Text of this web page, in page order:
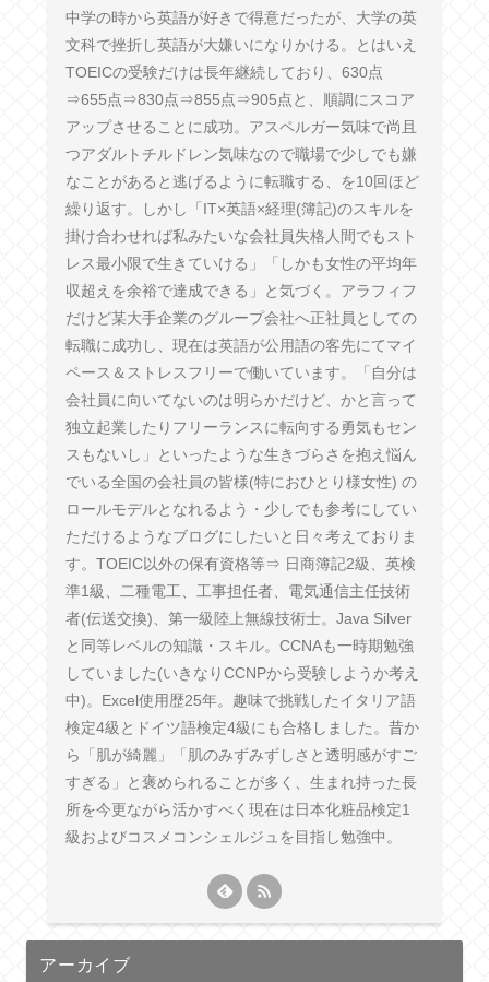
中学の時から英語が好きで得意だったが、大学の英
文科で挫折し英語が大嫌いになりかける。とはいえ
TOEICの受験だけは長年継続しており、630点
⇒655点⇒830点⇒855点⇒905点と、順調にスコア
アップさせることに成功。アスペルガー気味で尚且
つアダルトチルドレン気味なので職場で少しでも嫌
なことがあると逃げるように転職する、を10回ほど
繰り返す。しかし「IT×英語×経理(簿記)のスキルを
掛け合わせれば私みたいな会社員失格人間でもスト
レス最小限で生きていける」「しかも女性の平均年
収超えを余裕で達成できる」と気づく。アラフィフ
だけど某大手企業のグループ会社へ正社員としての
転職に成功し、現在は英語が公用語の客先にてマイ
ペース＆ストレスフリーで働いています。「自分は
会社員に向いてないのは明らかだけど、かと言って
独立起業したりフリーランスに転向する勇気もセン
スもないし」といったような生きづらさを抱え悩ん
でいる全国の会社員の皆様(特におひとり様女性) の
ロールモデルとなれるよう・少しでも参考にしてい
ただけるようなブログにしたいと日々考えておりま
す。TOEIC以外の保有資格等⇒ 日商簿記2級、英検
準1級、二種電工、工事担任者、電気通信主任技術
者(伝送交換)、第一級陸上無線技術士。Java Silver
と同等レベルの知識・スキル。CCNAも一時期勉強
していました(いきなりCCNPから受験しようか考え
中)。Excel使用歴25年。趣味で挑戦したイタリア語
検定4級とドイツ語検定4級にも合格しました。昔か
ら「肌が綺麗」「肌のみずみずしさと透明感がすご
すぎる」と褒められることが多く、生まれ持った長
所を今更ながら活かすべく現在は日本化粧品検定1
級およびコスメコンシェルジュを目指し勉強中。
アーカイブ